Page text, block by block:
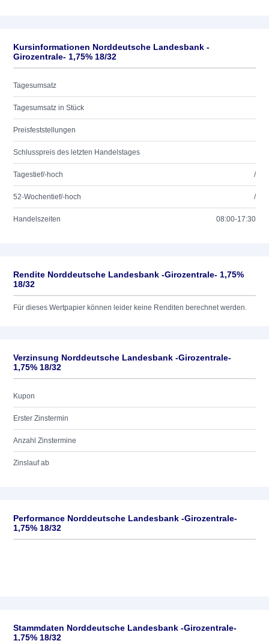
Kursinformationen Norddeutsche Landesbank -
Girozentrale- 1,75% 18/32
Tagesumsatz
Tagesumsatz in Stück
Preisfeststellungen
Schlusspreis des letzten Handelstages
Tagestief/-hoch /
52-Wochentief/-hoch /
Handelszeiten 08:00-17:30
Rendite Norddeutsche Landesbank -Girozentrale- 1,75%
18/32
Für dieses Wertpapier können leider keine Renditen berechnet werden.
Verzinsung Norddeutsche Landesbank -Girozentrale-
1,75% 18/32
Kupon
Erster Zinstermin
Anzahl Zinstermine
Zinslauf ab
Performance Norddeutsche Landesbank -Girozentrale-
1,75% 18/32
Stammdaten Norddeutsche Landesbank -Girozentrale-
1,75% 18/32